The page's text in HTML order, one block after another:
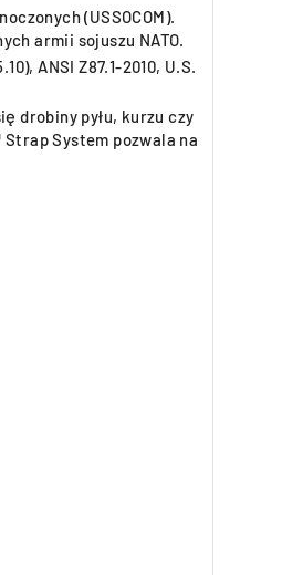
(USSOCOM).
armii sojuszu NATO.
ANSI Z87.1-2010, U.S.
drobiny pyłu, kurzu czy
System pozwala na